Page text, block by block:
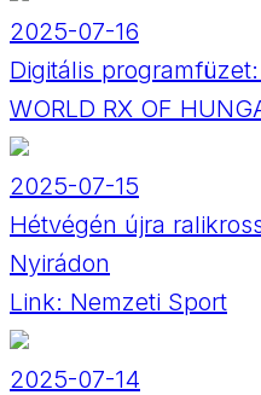
2025-07-16
Digitális programfüzet:
WORLD RX OF
2025-07-15
Hétvégén újra
Nyirádon
Link: Nemzeti Sport
2025-07-14